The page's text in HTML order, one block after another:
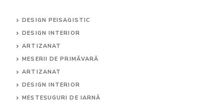
DESIGN PEISAGISTIC
DESIGN INTERIOR
ARTIZANAT
MESERII DE PRIMĂVARĂ
ARTIZANAT
DESIGN INTERIOR
MEȘTEȘUGURI DE IARNĂ